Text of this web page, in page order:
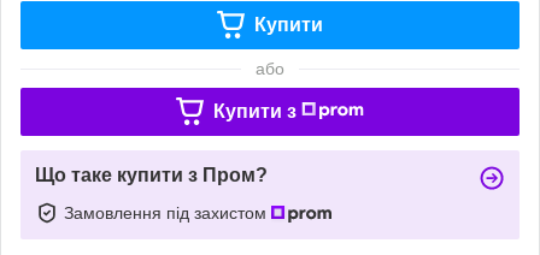
Купити
або
Купити з
Що таке купити з Пром?
Замовлення під захистом